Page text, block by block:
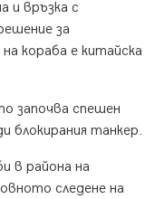
и връзка с
за
кораба е китайска
започва спешен
блокирания танкер.
в района на
следене на